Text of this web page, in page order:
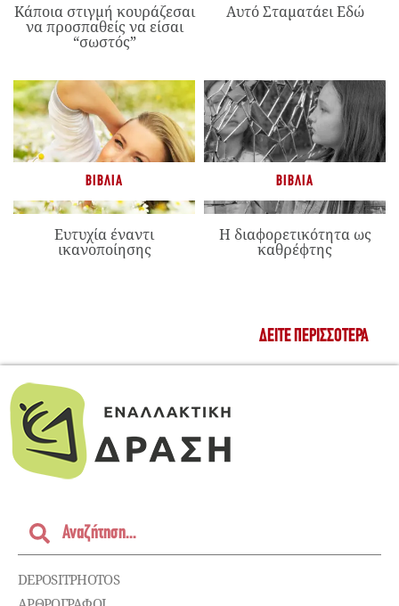
Κάποια στιγμή κουράζεσαι
να προσπαθείς να είσαι
“σωστός”
Αυτό Σταματάει Εδώ
ΒΙΒΛΊΑ
Ευτυχία έναντι
ικανοποίησης
ΒΙΒΛΊΑ
Η διαφορετικότητα ως
καθρέφτης
ΔΕΊΤΕ ΠΕΡΙΣΣΌΤΕΡΑ
DEPOSITPHOTOS